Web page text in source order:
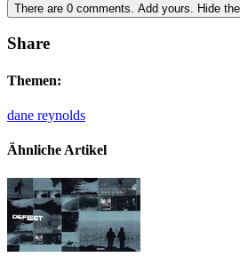
There are 0 comments. Add yours. Hide
Share
Themen:
dane reynolds
Ähnliche Artikel